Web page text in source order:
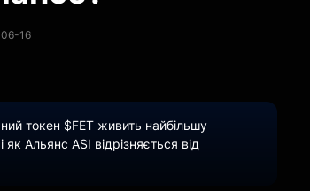
16
токен $FET живить найбільшу
Альянс ASI відрізняється від